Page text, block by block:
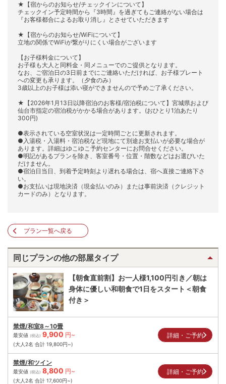
★【宿からのお知らせ/チェックインについて】
チェックイン予定時間から『3時間』を過ぎてもご連絡がない場合は
『お客様都合によるお取り消し』とさせていただきます
★【宿からのお知らせ/WiFiについて】
立地の関係でWiFiが繋がりにくい場合がございます
【お子様料金について】
お子様も大人と同料金・同メニューでのご提供となります。
なお、ご宿泊日の3日前までにご連絡いただければ、お子様プレート
への変更も承ります。（夕食のみ）
3歳以上のお子様は添い寝ができませんので予めご了承ください。
★【2026年1月13日以降宿泊のお客様/宿泊税について】宮城県および
仙台市指定の宿泊税がかかる場合があります。(おひとり1泊あたり
300円)
●表示されている空室状況は一定時間ごとに更新されます。
●入湯税・入湯料・宿泊税など現地にて別途お支払いが必要な場合が
あります。詳細はゆこゆこ予約センターにお問合せください。
●明記があるプランを除き、客室番号・位置・階数などはお選びいた
だけません。
●宿泊日当日、到着予定時刻より遅れる場合は、宿へ直接ご連絡下さ
い。
●お支払いは現地決済（現金払いのみ）または事前決済（クレジット
カードのみ）となります。
プラン一覧へ戻る
同じプランの他の部屋タイプ
【朝食直前割】お一人様1,100円引き／朝は
身体に優しい和朝食で1日をスタート＜朝食
付き＞
禁煙/和室8～10畳
最安値 (税込) 9,900 円~
(大人2名 合計 19,800円~)
詳細・ご予約
禁煙/和ツイン
最安値 (税込) 8,800 円~
(大人2名 合計 17,600円~)
詳細・ご予約